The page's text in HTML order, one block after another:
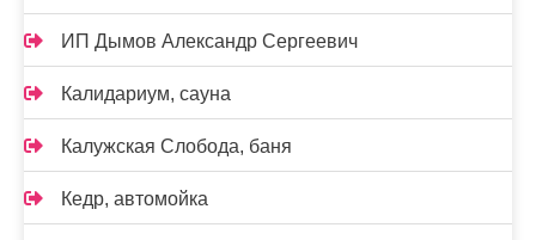
ИП Дымов Александр Сергеевич
Калидариум, сауна
Калужская Слобода, баня
Кедр, автомойка